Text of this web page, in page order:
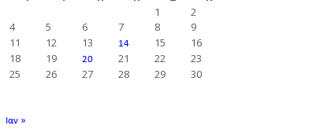
1
2
4 5 6 7 8 9
11 12 13 14 15
16
18 19 20 21 22
23
25 26 27 28 29 30
Ιαν »